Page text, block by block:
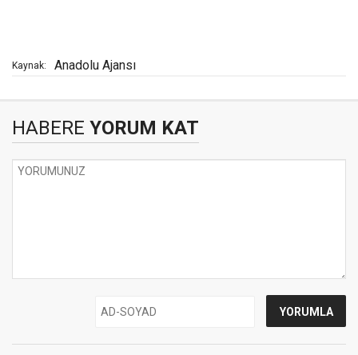
Kaynak: Anadolu Ajansı
HABERE YORUM KAT